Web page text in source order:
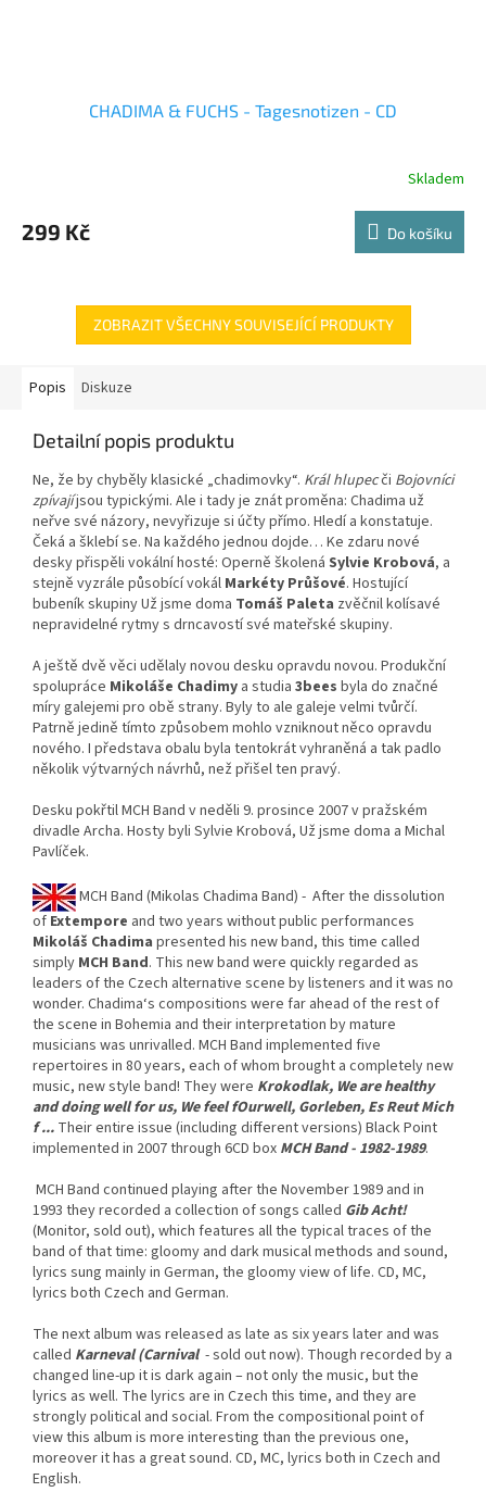
CHADIMA & FUCHS - Tagesnotizen - CD
Skladem
299 Kč Do košíku
ZOBRAZIT VŠECHNY SOUVISEJÍCÍ PRODUKTY
Popis Diskuze
Detailní popis produktu
Ne, že by chyběly klasické „chadimovky“. Král hlupecči Bojovníci
zpívajíjsou typickými. Ale i tady je znát proměna: Chadima už
neřve své názory, nevyřizuje si účty přímo. Hledí a konstatuje.
Čeká a šklebí se. Na každého jednou dojde… Ke zdaru nové
desky přispěli vokální hosté: Operně školená Sylvie Krobová, a
stejně vyzrále působící vokál Markéty Průšové. Hostující
bubeník skupiny Už jsme doma Tomáš Paleta zvěčnil kolísavé
nepravidelné rytmy s drncavostí své mateřské skupiny.
A ještě dvě věci udělaly novou desku opravdu novou. Produkční
spolupráce Mikoláše Chadimy a studia 3bees byla do značné
míry galejemi pro obě strany. Byly to ale galeje velmi tvůrčí.
Patrně jedině tímto způsobem mohlo vzniknout něco opravdu
nového. I představa obalu byla tentokrát vyhraněná a tak padlo
několik výtvarných návrhů, než přišel ten pravý.
Desku pokřtil MCH Band v neděli 9. prosince 2007 v pražském
divadle Archa. Hosty byli Sylvie Krobová, Už jsme doma a Michal
Pavlíček.
MCH Band (Mikolas Chadima Band) - After the dissolution
of Extempore and two years without public performances
Mikoláš Chadima presented his new band, this time called
simply MCH Band. This new band were quickly regarded as
leaders of the Czech alternative scene by listeners and it was no
wonder. Chadima‘s compositions were far ahead of the rest of
the scene in Bohemia and their interpretation by mature
musicians was unrivalled. MCH Band implemented five
repertoires in 80 years, each of whom brought a completely new
music, new style band! They were Krokodlak, We are healthy
and doing well for us, We feel fOurwell, Gorleben, Es Reut Mich
f ... Their entire issue (including different versions) Black Point
implemented in 2007 through 6CD box MCH Band - 1982-1989.
MCH Band continued playing after the November 1989 and in
1993 they recorded a collection of songs called Gib Acht!
(Monitor, sold out), which features all the typical traces of the
band of that time: gloomy and dark musical methods and sound,
lyrics sung mainly in German, the gloomy view of life. CD, MC,
lyrics both Czech and German.
The next album was released as late as six years later and was
called Karneval (Carnival - sold out now). Though recorded by a
changed line-up it is dark again – not only the music, but the
lyrics as well. The lyrics are in Czech this time, and they are
strongly political and social. From the compositional point of
view this album is more interesting than the previous one,
moreover it has a great sound. CD, MC, lyrics both in Czech and
English.